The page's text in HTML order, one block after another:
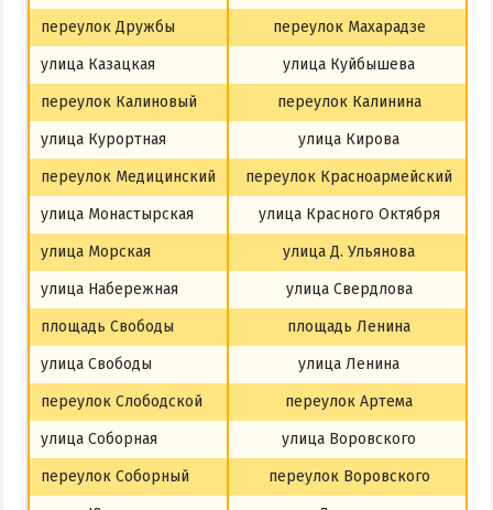
переулок Дружбы
переулок Махарадзе
улица Казацкая
улица Куйбышева
переулок Калиновый
переулок Калинина
улица Курортная
улица Кирова
переулок Медицинский
переулок Красноармейский
улица Монастырская
улица Красного Октября
улица Морская
улица Д. Ульянова
улица Набережная
улица Свердлова
площадь Свободы
площадь Ленина
улица Свободы
улица Ленина
переулок Слободской
переулок Артема
улица Соборная
улица Воровского
переулок Соборный
переулок Воровского